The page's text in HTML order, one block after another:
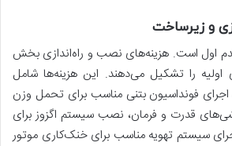
و زیرساخت
قدم اول است. هزینه‌های نصب و راه‌اندازی بخش
اولیه را تشکیل می‌دهند. این هزینه‌ها شامل
فونداسیون بتنی مناسب برای تحمل وزن
قدرت و فرمان، نصب سیستم اگزوز برای
سیستم تهویه مناسب برای خنک‌کاری موتور